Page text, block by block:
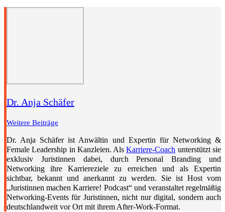
Dr. Anja Schäfer
Weitere Beiträge
Dr. Anja Schäfer ist Anwältin und Expertin für Networking &
Female Leadership in Kanzleien. AlsKarriere-Coach unterstützt sie
exklusiv Juristinnen dabei, durch Personal Branding und
Networking ihre Karriereziele zu erreichen und als Expertin
sichtbar, bekannt und anerkannt zu werden. Sie ist Host vom
„Juristinnen machen Karriere! Podcast“ und veranstaltet regelmäßig
Networking-Events für Juristinnen, nicht nur digital, sondern auch
deutschlandweit vor Ort mit ihrem After-Work-Format.